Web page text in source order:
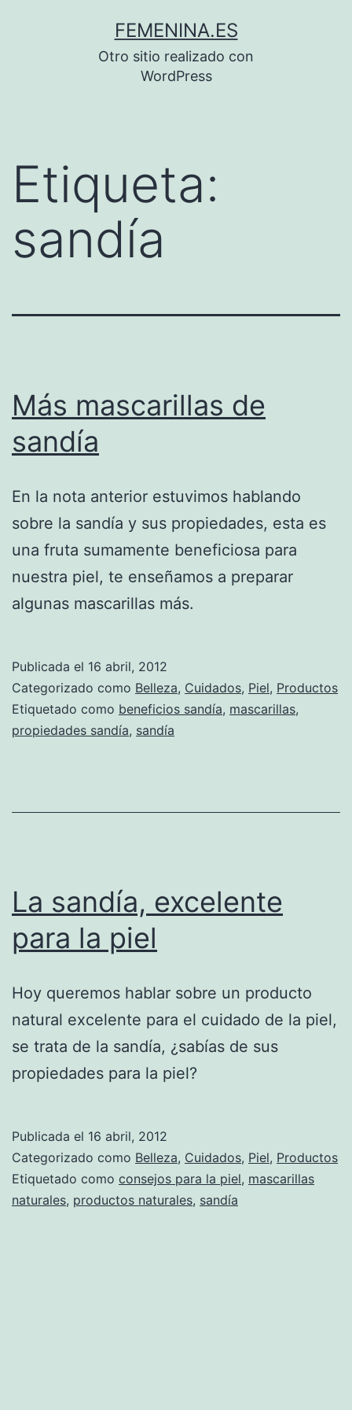
FEMENINA.ES
Otro sitio realizado con
WordPress
Etiqueta:
sandía
Más mascarillas de
sandía
En la nota anterior estuvimos hablando
sobre la sandía y sus propiedades, esta es
una fruta sumamente beneficiosa para
nuestra piel, te enseñamos a preparar
algunas mascarillas más.
Publicada el 16 abril, 2012
Categorizado como Belleza, Cuidados, Piel, Productos
Etiquetado como beneficios sandía, mascarillas,
propiedades sandía, sandía
La sandía, excelente
para la piel
Hoy queremos hablar sobre un producto
natural excelente para el cuidado de la piel,
se trata de la sandía, ¿sabías de sus
propiedades para la piel?
Publicada el 16 abril, 2012
Categorizado como Belleza, Cuidados, Piel, Productos
Etiquetado como consejos para la piel, mascarillas
naturales, productos naturales, sandía